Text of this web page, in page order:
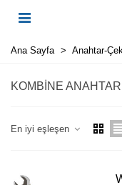
Ana Sayfa > Anahtar-
KOMBINE ANAHTAR
En iyi eşleşen